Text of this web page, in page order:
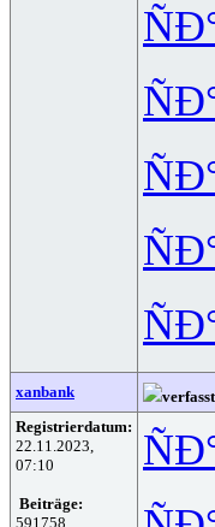
xanbank
Registrierdatum:
22.11.2023,
07:10
Beiträge:
591758